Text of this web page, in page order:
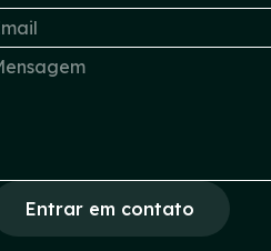
Entrar em contato